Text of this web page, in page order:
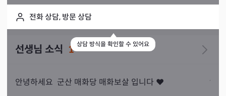
전화 상담, 방문 상담
상담 방식을 확인할 수 있어요
선생님 소식 1
안녕하세요  군산 매화당 매화보살 입니다 ❤️